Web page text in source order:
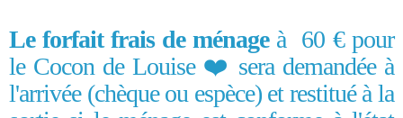
Le forfait frais de ménageà 60 € pour
le Cocon de Louise ❤️ sera demandée à
l'arrivée (chèque ou espèce) et restitué à la